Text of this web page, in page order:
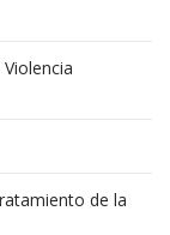
de la